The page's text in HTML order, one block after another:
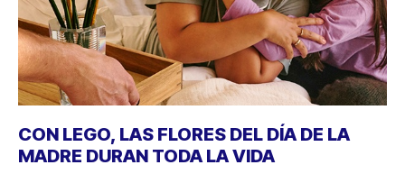
CON LEGO, LAS FLORES DEL DÍA DE LA
MADRE DURAN TODA LA VIDA